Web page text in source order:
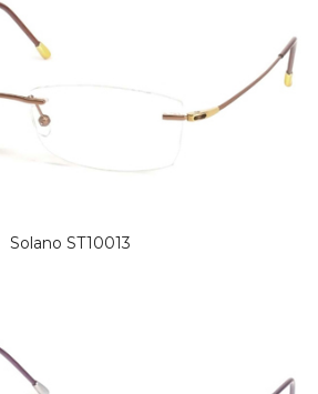
Solano ST10013